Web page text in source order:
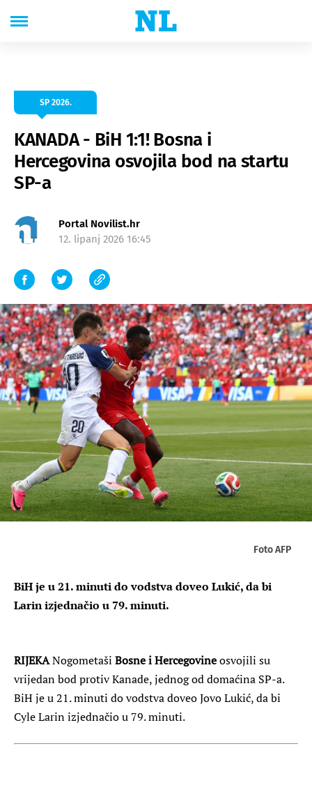
SP 2026.
KANADA - BiH 1:1! Bosna i
Hercegovina osvojila bod na startu
SP-a
Portal Novilist.hr
12. lipanj 2026 16:45
Foto AFP
BiH je u 21. minuti do vodstva doveo Lukić, da bi
Larin izjednačio u 79. minuti.
RIJEKANogometaši Bosne i Hercegovineosvojili su
vrijedan bod protiv Kanade, jednog od domaćina SP-a.
BiH je u 21. minuti do vodstva doveo Jovo Lukić, da bi
Cyle Larin izjednačio u 79. minuti.